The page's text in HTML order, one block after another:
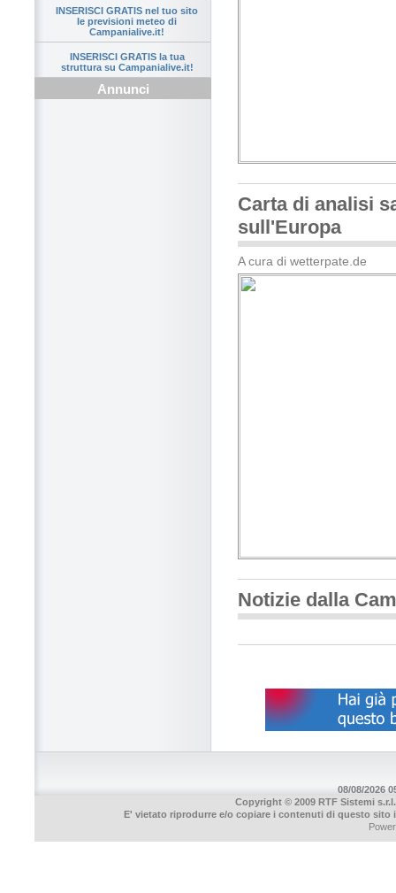
INSERISCI GRATIS nel tuo sito
le previsioni meteo di
Campanialive.it!
INSERISCI GRATIS la tua
struttura su Campanialive.it!
Annunci
Carta di analisi
sull'Europa
A cura di wetterpate.de
Notizie dalla
08/08/2026
Copyright © 2009 RTF Sistemi
E' vietato riprodurre e/o copiare i contenuti di questo